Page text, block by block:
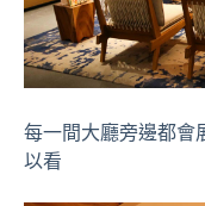
每一間大廳旁邊都會
以看